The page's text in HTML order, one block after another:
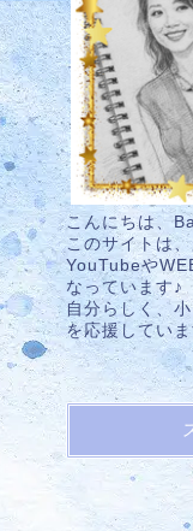
こんにちは、
このサイトは
YouTubeや
なっています♪
自分らしく、
を応援してい